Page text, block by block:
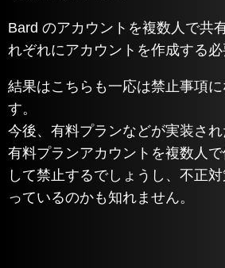
Bard のアカウントを複数人で共
れぞれにアカウントを作成する必
結果はこちらも一応は禁止事項
す。
今後、有料プランなどが実装さ
有料プランアカウントを複数人
して禁止するでしょうし、不正
っているのかも知れません。